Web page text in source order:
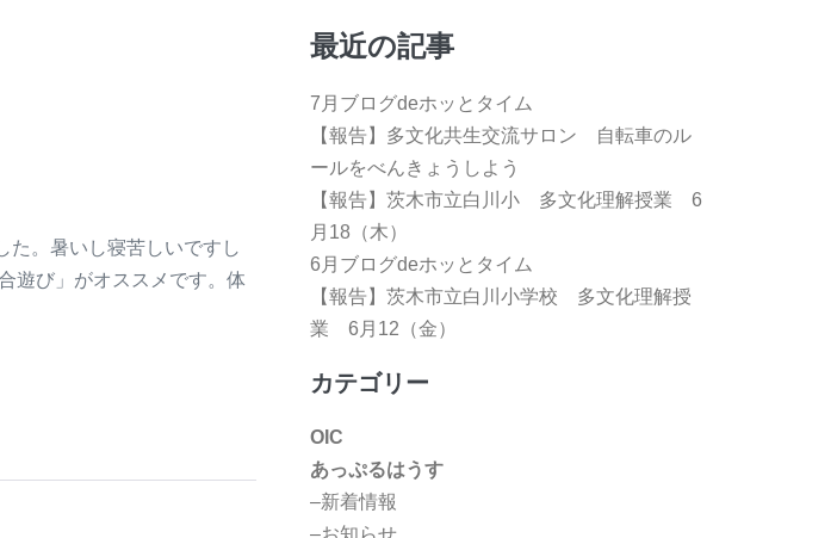
た。暑いし寝苦しいですし
遊び」がオススメです。体
最近の記事
7月ブログdeホッとタイム
【報告】多文化共生交流サロン 自転車のル
ールをべんきょうしよう
【報告】茨木市立白川小 多文化理解授業 6
月18（木）
6月ブログdeホッとタイム
【報告】茨木市立白川小学校 多文化理解授
業 6月12（金）
カテゴリー
OIC
あっぷるはうす
–新着情報
–お知らせ